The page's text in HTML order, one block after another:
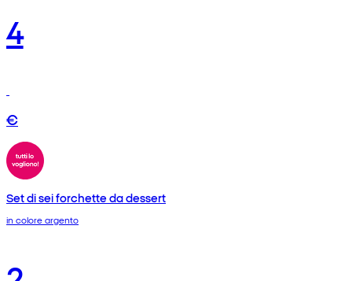
4
€
Set di sei forchette da dessert
in colore argento